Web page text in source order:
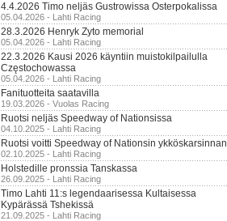
4.4.2026 Timo neljäs Gustrowissa Osterpokalissa
05.04.2026 - Lahti Racing
28.3.2026 Henryk Zyto memorial
05.04.2026 - Lahti Racing
22.3.2026 Kausi 2026 käyntiin muistokilpailulla
Częstochowassa
05.04.2026 - Lahti Racing
Fanituotteita saatavilla
19.03.2026 - Vuolas Racing
Ruotsi neljäs Speedway of Nationsissa
04.10.2025 - Lahti Racing
Ruotsi voitti Speedway of Nationsin ykköskarsinnan
02.10.2025 - Lahti Racing
Holstedille pronssia Tanskassa
26.09.2025 - Lahti Racing
Timo Lahti 11:s legendaarisessa Kultaisessa
Kypärässä Tshekissä
21.09.2025 - Lahti Racing